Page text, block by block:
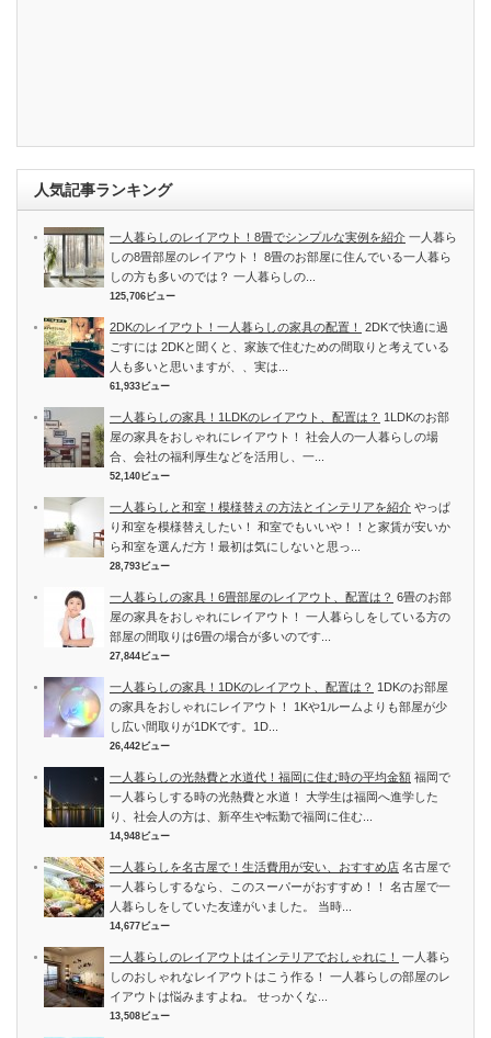
人気記事ランキング
一人暮らしのレイアウト！8畳でシンプルな実例を紹介 一人暮ら
しの8畳部屋のレイアウト！ 8畳のお部屋に住んでいる一人暮ら
しの方も多いのでは？ 一人暮らしの...
125,706ビュー
2DKのレイアウト！一人暮らしの家具の配置！
2DKで快適に過
ごすには 2DKと聞くと、家族で住むための間取りと考えている
人も多いと思いますが、、実は...
61,933ビュー
一人暮らしの家具！1LDKのレイアウト、配置は？ 1LDKのお部
屋の家具をおしゃれにレイアウト！ 社会人の一人暮らしの場
合、会社の福利厚生などを活用し、一...
52,140ビュー
一人暮らしと和室！模様替えの方法とインテリアを紹介 やっぱ
り和室を模様替えしたい！ 和室でもいいや！！と家賃が安いか
ら和室を選んだ方！最初は気にしないと思っ...
28,793ビュー
一人暮らしの家具！6畳部屋のレイアウト、配置は？ 6畳のお部
屋の家具をおしゃれにレイアウト！ 一人暮らしをしている方の
部屋の間取りは6畳の場合が多いのです...
27,844ビュー
一人暮らしの家具！1DKのレイアウト、配置は？ 1DKのお部屋
の家具をおしゃれにレイアウト！ 1Kや1ルームよりも部屋が少
し広い間取りが1DKです。1D...
26,442ビュー
一人暮らしの光熱費と水道代！福岡に住む時の平均金額 福岡で
一人暮らしする時の光熱費と水道！ 大学生は福岡へ進学した
り、社会人の方は、新卒生や転勤で福岡に住む...
14,948ビュー
一人暮らしを名古屋で！生活費用が安い、おすすめ店 名古屋で
一人暮らしするなら、このスーパーがおすすめ！！ 名古屋で一
人暮らしをしていた友達がいました。 当時...
14,677ビュー
一人暮らしのレイアウトはインテリアでおしゃれに！
一人暮ら
しのおしゃれなレイアウトはこう作る！ 一人暮らしの部屋のレ
イアウトは悩みますよね。 せっかくな...
13,508ビュー